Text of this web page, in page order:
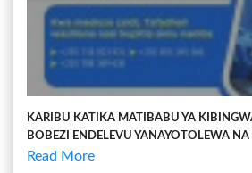
KARIBU KATIKA MATIBABU YA
BOBEZI ENDELEVU YANAYOTOLEWA NA
Read More